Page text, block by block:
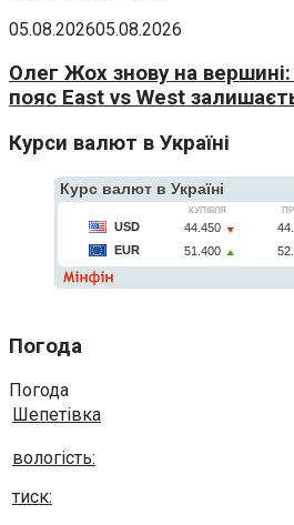
05.08.202605.08.2026
Олег Жох знову на
пояс East vs West
Курси валют в Україні
Погода
Погода
Шепетівка
вологість:
тиск: